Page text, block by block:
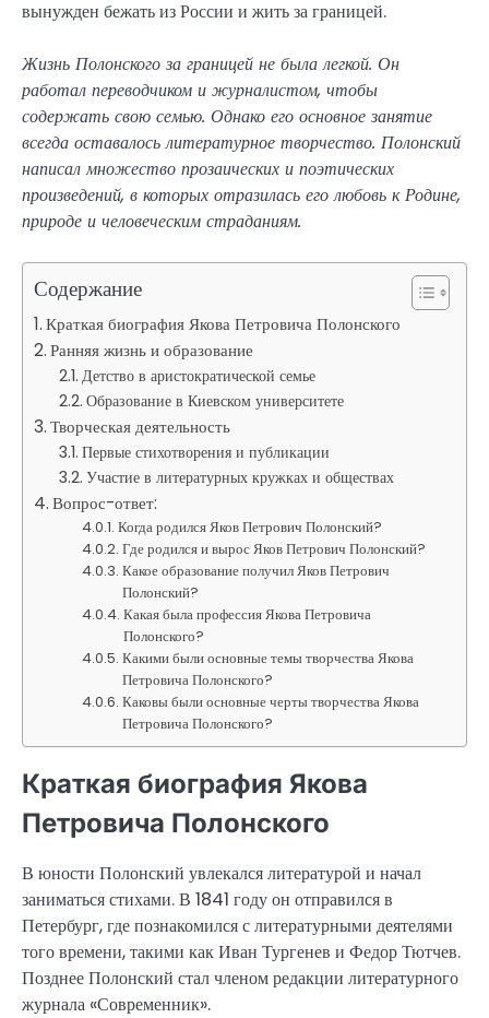
вынужден бежать из России и жить за границей.
Жизнь Полонского за границей не была легкой. Он
работал переводчиком и журналистом, чтобы
содержать свою семью. Однако его основное занятие
всегда оставалось литературное творчество. Полонский
написал множество прозаических и поэтических
произведений, в которых отразилась его любовь к Родине,
природе и человеческим страданиям.
Содержание
Краткая биография Якова Петровича Полонского
Ранняя жизнь и образование
Детство в аристократической семье
Образование в Киевском университете
Творческая деятельность
Первые стихотворения и публикации
Участие в литературных кружках и обществах
Вопрос-ответ:
Когда родился Яков Петрович Полонский?
Где родился и вырос Яков Петрович Полонский?
Какое образование получил Яков Петрович
Полонский?
Какая была профессия Якова Петровича
Полонского?
Какими были основные темы творчества Якова
Петровича Полонского?
Каковы были основные черты творчества Якова
Петровича Полонского?
Краткая биография Якова
Петровича Полонского
В юности Полонский увлекался литературой и начал
заниматься стихами. В 1841 году он отправился в
Петербург, где познакомился с литературными деятелями
того времени, такими как Иван Тургенев и Федор Тютчев.
Позднее Полонский стал членом редакции литературного
журнала «Современник».